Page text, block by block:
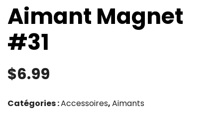
Aimant Magnet
#31
$6.99
Catégories :Accessoires,Aimants